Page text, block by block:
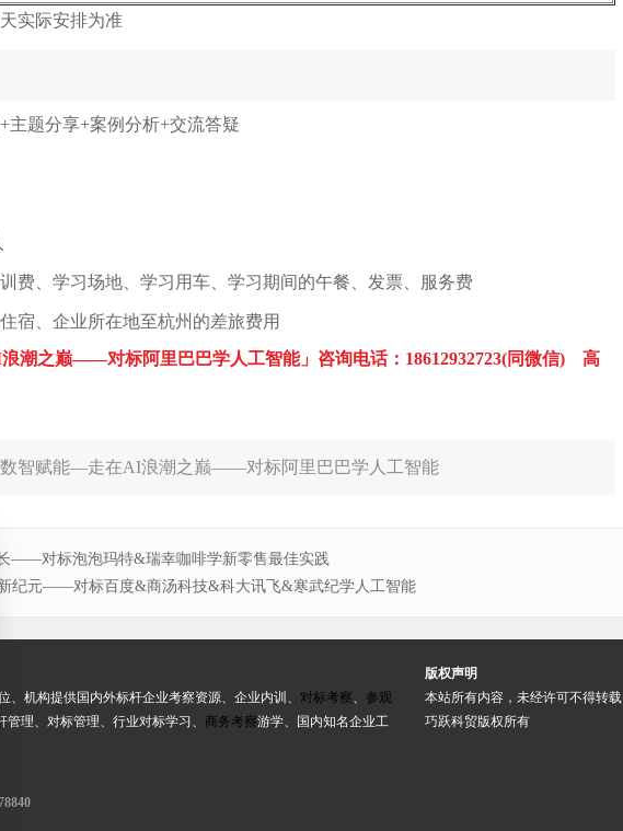
实际安排为准
主题分享+案例分析+交流答疑
费、学习场地、学习用车、学习期间的午餐、发票、服务费
宿、企业所在地至杭州的差旅费用
潮之巅——对标阿里巴巴学人工智能」咨询电话：18612932723(同微信) 高
数智赋能—走在AI浪潮之巅——对标阿里巴巴学人工智能
长——对标泡泡玛特&瑞幸咖啡学新零售最佳实践
纪元——对标百度&商汤科技&科大讯飞&寒武纪学人工智能
、机构提供国内外标杆企业考察资源、企业内训、 对标考察、 参观
管理、对标管理、行业对标学习、 商务考察游学、国内知名企业工
版权声明
本站所有内容，未经许可不得转载
巧跃科贸版权所有